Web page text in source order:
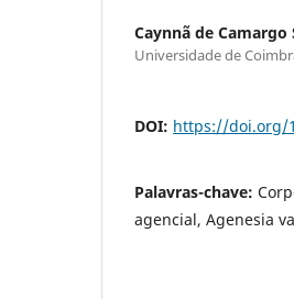
Caynnã de Camargo
Universidade de
DOI: https://doi.org/
Palavras-chave:
agencial, Agenesia